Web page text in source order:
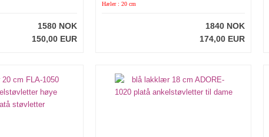
1580 NOK
150,00 EUR
Hæler : 20 cm
1840 NOK
174,00 EUR